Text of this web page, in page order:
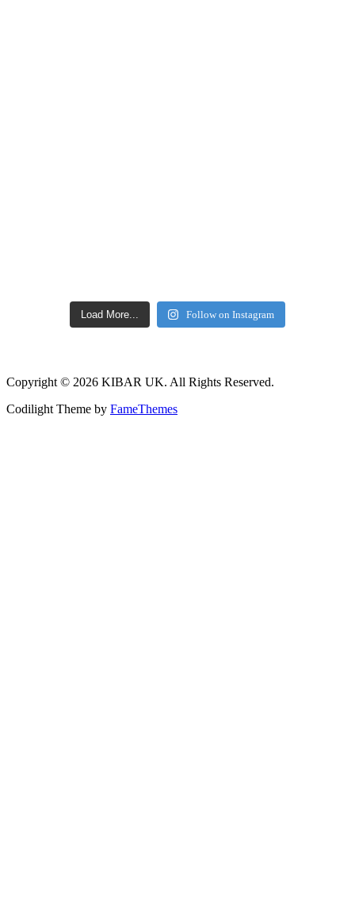
Load More... Follow on Instagram
Copyright © 2026 KIBAR UK. All Rights Reserved.
Codilight Theme by FameThemes